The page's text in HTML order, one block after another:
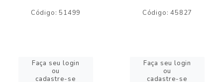
Código: 51499
Faça seu login
ou
cadastre-se
Código: 45827
Faça seu login
ou
cadastre-se